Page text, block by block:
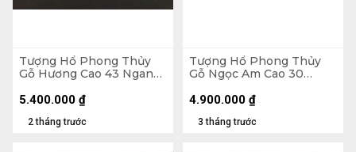
Tượng Hổ Phong Thủy
Gỗ Hương Cao 43 Ngang
2 tháng trước
5.400.000 ₫
Tượng Hổ Phong Thủy
Gỗ Ngọc Am Cao 30
3 tháng trước
4.900.000 ₫